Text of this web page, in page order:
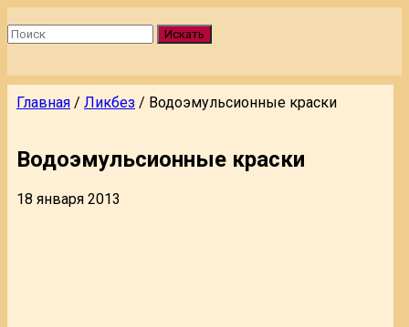
Искать
Главная / Ликбез / Водоэмульсионные краски
Водоэмульсионные краски
18 января 2013